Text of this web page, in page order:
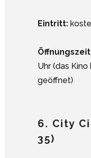
Eintritt:
Uhr (das
geöffnet)
6. City
35)